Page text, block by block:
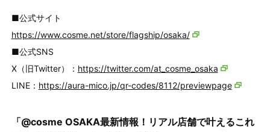
■公式サイト
https://www.cosme.net/store/flagship/osaka/
■公式SNS
X（旧Twitter）： https://twitter.com/at_cosme_osaka
LINE： https://aura-mico.jp/qr-codes/8112/previewpage
「@cosme OSAKA最新情報！リアル店舗で叶えるこれ